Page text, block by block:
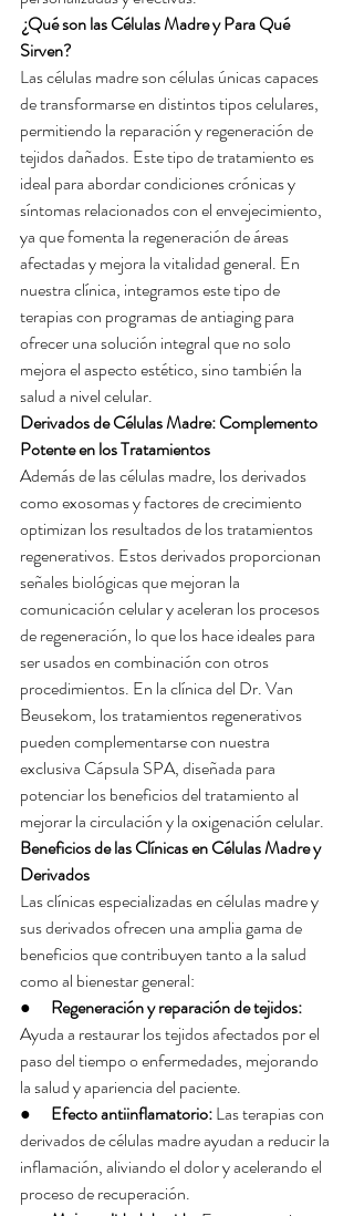
¿Qué son las Células Madre y Para Qué
Sirven?
Las células madre son células únicas capaces
de transformarse en distintos tipos celulares,
permitiendo la reparación y regeneración de
tejidos dañados. Este tipo de tratamiento es
ideal para abordar condiciones crónicas y
síntomas relacionados con el envejecimiento,
ya que fomenta la regeneración de áreas
afectadas y mejora la vitalidad general. En
nuestra clínica, integramos este tipo de
terapias con programas de antiaging para
ofrecer una solución integral que no solo
mejora el aspecto estético, sino también la
salud a nivel celular.
Derivados de Células Madre: Complemento
Potente en los Tratamientos
Además de las células madre, los derivados
como exosomas y factores de crecimiento
optimizan los resultados de los tratamientos
regenerativos. Estos derivados proporcionan
señales biológicas que mejoran la
comunicación celular y aceleran los procesos
de regeneración, lo que los hace ideales para
ser usados en combinación con otros
procedimientos. En la clínica del Dr. Van
Beusekom, los tratamientos regenerativos
pueden complementarse con nuestra
exclusiva Cápsula SPA, diseñada para
potenciar los beneficios del tratamiento al
mejorar la circulación y la oxigenación celular.
Beneficios de las Clínicas en Células Madre y
Derivados
Las clínicas especializadas en células madre y
sus derivados ofrecen una amplia gama de
beneficios que contribuyen tanto a la salud
como al bienestar general:
● Regeneración y reparación de tejidos:
Ayuda a restaurar los tejidos afectados por el
paso del tiempo o enfermedades, mejorando
la salud y apariencia del paciente.
● Efecto antiinflamatorio: Las terapias con
derivados de células madre ayudan a reducir la
inflamación, aliviando el dolor y acelerando el
proceso de recuperación.